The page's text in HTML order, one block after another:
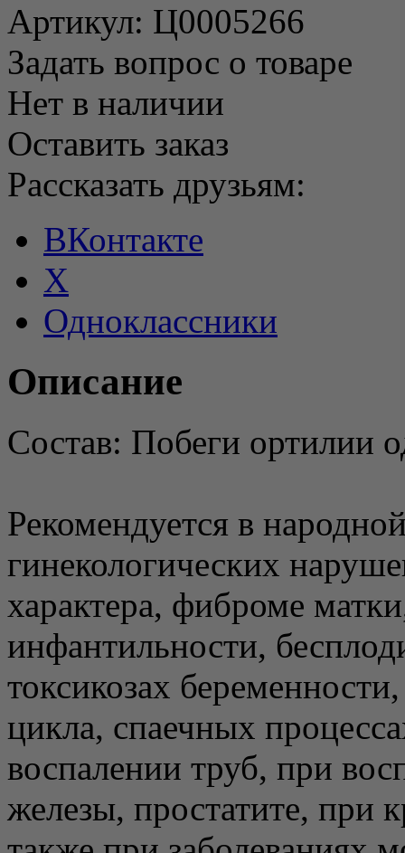
Артикул: Ц0005266
Задать вопрос о товаре
Нет в наличии
Оставить заказ
Рассказать друзьям:
ВКонтакте
X
Одноклассники
Описание
Состав: Побеги ортилии
Рекомендуется в
гинекологических
характера, фиброме
инфантильности,
токсикозах
цикла, спаечных
воспалении труб, при
железы, простатите, при